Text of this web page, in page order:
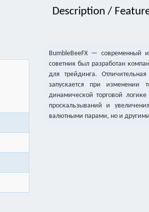
Description /
BumbleBeeFX — современный
советник был разработан
для трейдинга.
запускается при изменении
динамической торговой
проскальзываний и
валютными парами, но и